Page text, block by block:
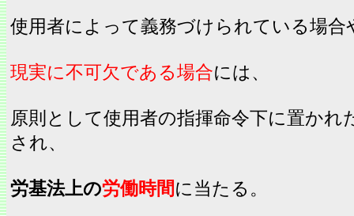
使用者によって義務づけられている場合
現実に不可欠である場合には、
原則として使用者の指揮命令下に置かれ
され、
労基法上の労働時間に当たる。